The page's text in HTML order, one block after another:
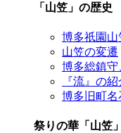
「山笠」の歴史
博多祇園山
山笠の変遷
博多総鎮守
『流』の紹
博多旧町名
祭りの華「山笠」